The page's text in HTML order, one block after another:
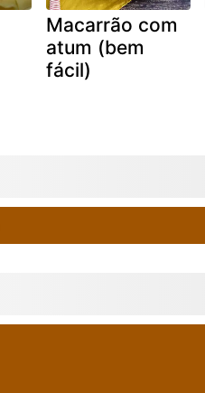
Macarrão com
atum (bem
fácil)